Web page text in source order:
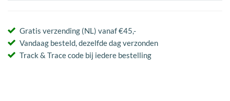
Gratis verzending (NL) vanaf €45,-
Vandaag besteld, dezelfde dag verzonden
Track & Trace code bij iedere bestelling